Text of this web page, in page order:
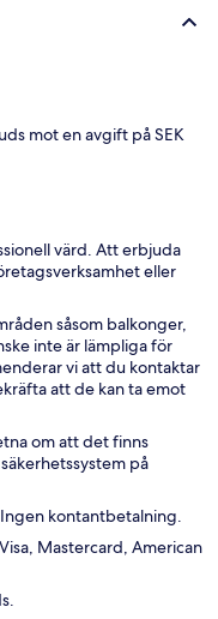
mot en avgift på SEK
värd. Att erbjuda
eller
såsom balkonger,
inte är lämpliga för
vi att du kontaktar
att de kan ta emot
om att det finns
på
kontantbetalning.
Mastercard, American